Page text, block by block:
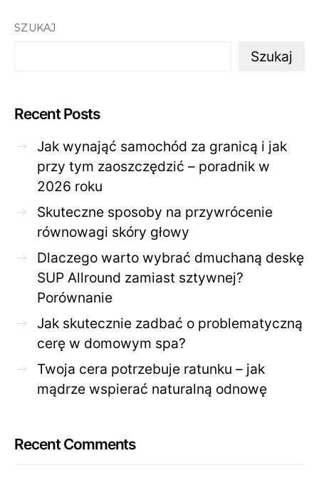
SZUKAJ
Szukaj
Recent Posts
Jak wynająć samochód za granicą i jak
przy tym zaoszczędzić – poradnik w
2026 roku
Skuteczne sposoby na przywrócenie
równowagi skóry głowy
Dlaczego warto wybrać dmuchaną deskę
SUP Allround zamiast sztywnej?
Porównanie
Jak skutecznie zadbać o problematyczną
cerę w domowym spa?
Twoja cera potrzebuje ratunku – jak
mądrze wspierać naturalną odnowę
Recent Comments